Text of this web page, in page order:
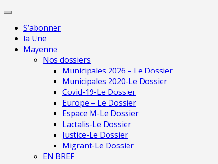
Skip
contentS’abonner
la Une
Mayenne
Nos dossiers
Municipales 2026 – Le Dossier
Municipales 2020-Le Dossier
Covid-19-Le Dossier
Europe – Le Dossier
Espace M-Le Dossier
Lactalis-Le Dossier
Justice-Le Dossier
Migrant-Le Dossier
EN BREF
indépendante en
Mayenne